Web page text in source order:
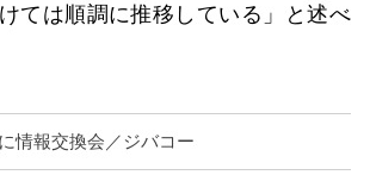
ては順調に推移している」と述べ
情報交換会／ジバコー